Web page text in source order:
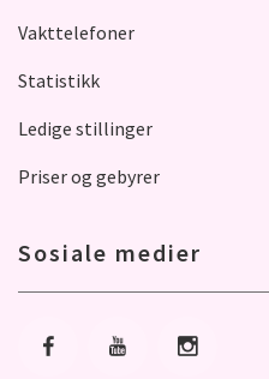
Vakttelefoner
Statistikk
Ledige stillinger
Priser og gebyrer
Sosiale medier
Gå til Facebook
Gå til Youtube
Gå til